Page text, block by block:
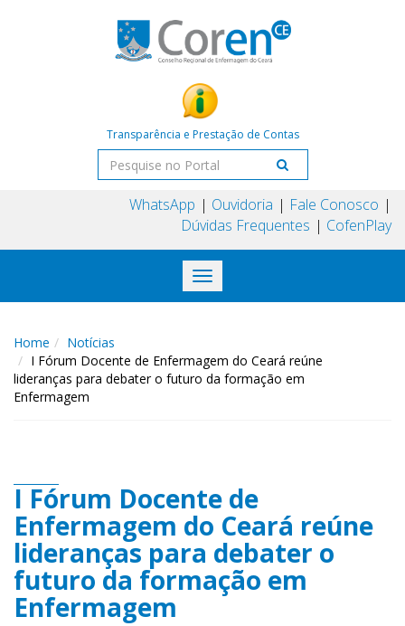
Transparência e Prestação de Contas
WhatsApp Ouvidoria
Fale Conosco
Dúvidas Frequentes
CofenPlay
Toggle
navigation
Home
Notícias
I Fórum Docente de Enfermagem do Ceará reúne
lideranças para debater o futuro da formação em
Enfermagem
I Fórum Docente de
Enfermagem do Ceará reúne
lideranças para debater o
futuro da formação em
Enfermagem